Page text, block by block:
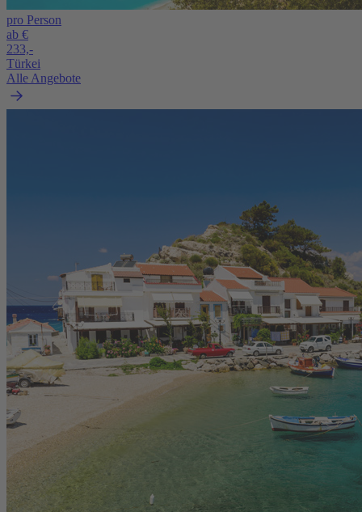
pro Person
ab €
233,-
Türkei
Alle Angebote